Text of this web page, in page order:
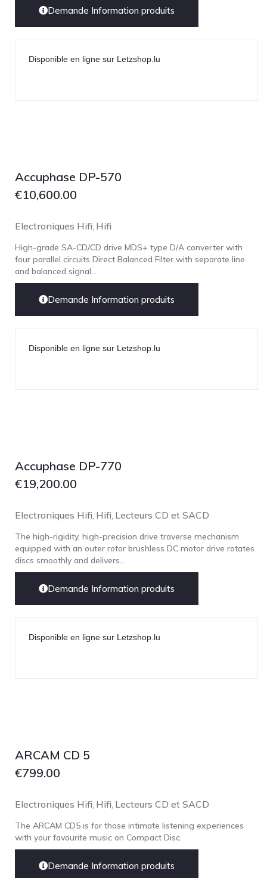
Mola Mola
Nad
Q Acoustics
QUAD
ROKSAN
Rose Hifi
Rotel
Technics
WADAX
Demande Information produits
Disponible en ligne sur Letzshop.lu
Accuphase DP-570
€10,600.00
Electroniques Hifi Hifi
High-grade SA-CD/CD drive MDS+ type D/A converter with
four parallel circuits Direct Balanced Filter with separate line
and balanced signal...
Demande Information produits
Disponible en ligne sur Letzshop.lu
Accuphase DP-770
€19,200.00
Electroniques Hifi Hifi Lecteurs CD et SACD
The high-rigidity, high-precision drive traverse mechanism
equipped with an outer rotor brushless DC motor drive rotates
discs smoothly and delivers...
Demande Information produits
Disponible en ligne sur Letzshop.lu
ARCAM CD 5
€799.00
Electroniques Hifi Hifi Lecteurs CD et SACD
The ARCAM CD5 is for those intimate listening experiences
with your favourite music on Compact Disc.
Demande Information produits